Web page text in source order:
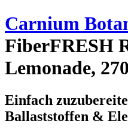
Carnium
FiberFRESH
Lemonade,
Einfach
Ballaststoffen &